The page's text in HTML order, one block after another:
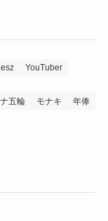
YouTuber
五輪 モナキ
年俸